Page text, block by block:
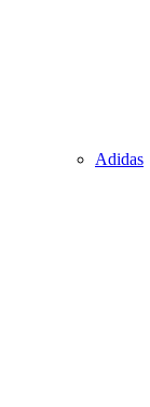
Adidas